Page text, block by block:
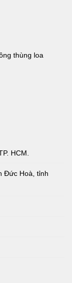
thùng loa
HCM.
Đức Hoà, tỉnh